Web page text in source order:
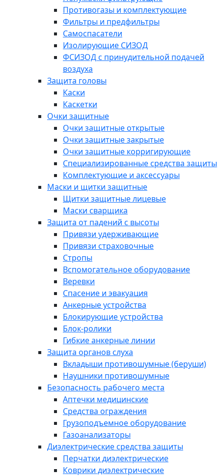
Противогазы и комплектующие
Фильтры и предфильтры
Самоспасатели
Изолирующие СИЗОД
ФСИЗОД с принудительной подачей
воздуха
Защита головы
Каски
Каскетки
Очки защитные
Очки защитные открытые
Очки защитные закрытые
Очки защитные корригирующие
Специализированные средства защиты
Комплектующие и аксессуары
Маски и щитки защитные
Щитки защитные лицевые
Маски сварщика
Защита от падений с высоты
Привязи удерживающие
Привязи страховочные
Стропы
Вспомогательное оборудование
Веревки
Спасение и эвакуация
Анкерные устройства
Блокирующие устройства
Блок-ролики
Гибкие анкерные линии
Защита органов слуха
Вкладыши противошумные (беруши)
Наушники противошумные
Безопасность рабочего места
Аптечки медицинские
Средства ограждения
Грузоподъемное оборудование
Газоанализаторы
Диэлектрические средства защиты
Перчатки диэлектрические
Коврики диэлектрические